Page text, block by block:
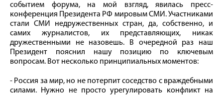
событием форума, на мой взгляд, явилась пресс-
конференция Президента РФ мировым СМИ. Участниками
стали СМИ недружественных стран, да, собственно, и
самих журналистов, их представляющих, никак
дружественными не назовешь. В очередной раз наш
Президент пояснил нашу позицию по ключевым
вопросам. Вот несколько принципиальных моментов:
- Россия за мир, но не потерпит соседство с враждебными
силами. Нужно не просто урегулировать конфликт на